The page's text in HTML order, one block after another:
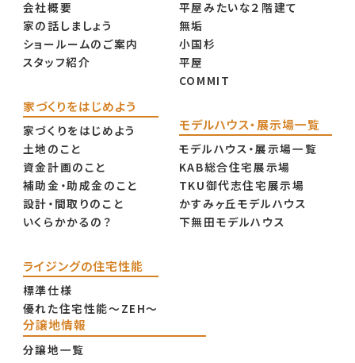
会社概要
家の話しましょう
ショールームのご案内
スタッフ紹介
家づくりをはじめよう
家づくりをはじめよう
土地のこと
資金計画のこと
補助金・助成金のこと
設計・間取りのこと
いくらかかるの？
ライジングの住宅性能
標準仕様
優れた住宅性能〜ZEH〜
平屋みたいな２階建て
無垢
小国杉
平屋
COMMIT
モデルハウス・展示場一覧
モデルハウス・展示場一覧
KAB総合住宅展示場
TKU御代志住宅展示場
かすみヶ丘モデルハウス
下無田モデルハウス
分譲地情報
分譲地一覧